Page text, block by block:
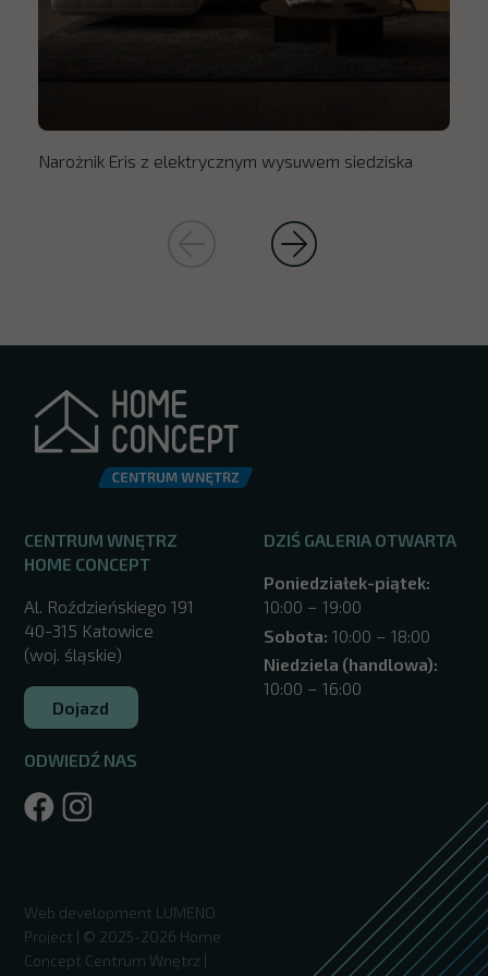
Narożnik Eris z elektrycznym wysuwem siedziska
CENTRUM WNĘTRZ
HOME CONCEPT
Al. Roździeńskiego 191
40-315 Katowice
(woj. śląskie)
Dojazd
ODWIEDŹ NAS
DZIŚ GALERIA OTWARTA
Poniedziałek-piątek:
10:00 – 19:00
Sobota: 10:00 – 18:00
Niedziela (handlowa):
10:00 – 16:00
Web development LUMENO
Project | © 2025-2026 Home
Concept Centrum Wnętrz |